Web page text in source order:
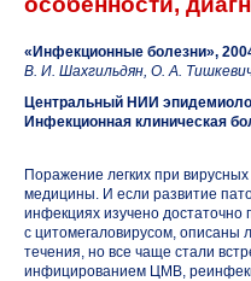
«Инфекционные болезни»,
В. И. Шахгильдян, О. А.
Центральный НИИ
Инфекционная клиническая
Поражение легких при
медицины. И если развитие
инфекциях изучено достаточно
с цитомегаловирусом, описаны
течения, но все чаще стали
инфицированием ЦМВ,